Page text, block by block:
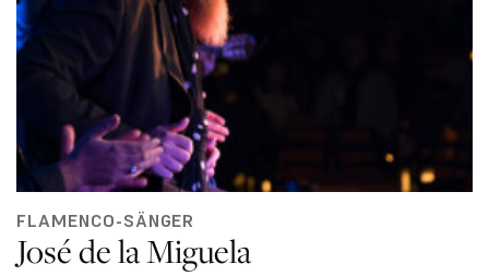
FLAMENCO-SÄNGER
José de la Miguela